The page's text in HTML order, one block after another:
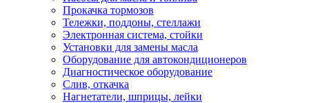
Прокачка тормозов
Тележки, поддоны, стеллажи
Электронная система, стойки
Установки для замены масла
Оборудование для автокондиционеров
Диагностическое оборудование
Слив, откачка
Нагнетатели, шприцы, лейки